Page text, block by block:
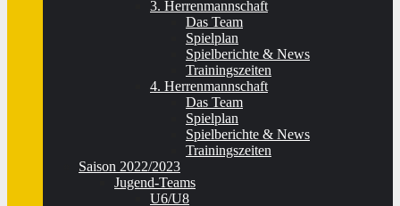
3. Herrenmannschaft
Das Team
Spielplan
Spielberichte & News
Trainingszeiten
4. Herrenmannschaft
Das Team
Spielplan
Spielberichte & News
Trainingszeiten
Saison 2022/2023
Jugend-Teams
U6/U8